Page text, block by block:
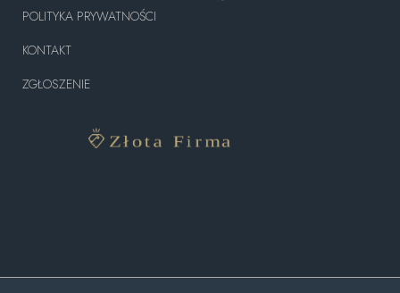
POLITYKA PRYWATNOŚCI
KONTAKT
ZGŁOSZENIE